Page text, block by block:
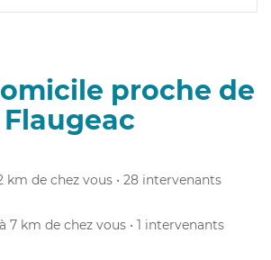
proche de
Flaugeac
km de chez vous • 28 intervenants
à 7 km de chez vous • 1 intervenants